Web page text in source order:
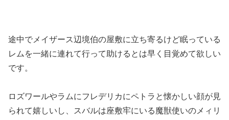
途中でメイザース辺境伯の屋敷に立ち寄るけど眠っている
レムを一緒に連れて行って助けるとは早く目覚めて欲しい
です。
ロズワールやラムにフレデリカにペトラと懐かしい顔が見
られて嬉しいし、スバルは座敷牢にいる魔獣使いのメィリ